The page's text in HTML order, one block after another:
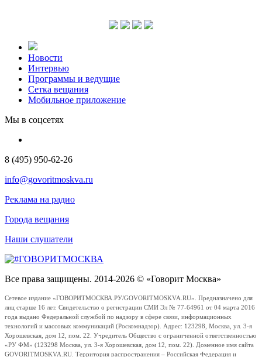
Новости
Интервью
Программы и ведущие
Сетка вещания
Мобильное приложение
Мы в соцсетях
8 (495) 950-62-26
info@govoritmoskva.ru
Реклама на радио
Города вещания
Наши слушатели
Все права защищены. 2014-2026 © «Говорит Москва»
Сетевое издание «ГОВОРИТМОСКВА.РУ/GOVORITMOSKVA.RU». Предназначено для
лиц старше 16 лет. Свидетельство о регистрации СМИ Эл № 77-64961 от 04 марта 2016
года выдано Федеральной службой по надзору в сфере связи, информационных
технологий и массовых коммуникаций (Роскомнадзор). Адрес: 123298, Москва, ул. 3-я
Хорошевская, дом 12, пом. 22. Учредитель Общество с ограниченной ответственностью
«РУ ФМ» (123298 Москва, ул. 3-я Хорошевская, дом 12, пом. 22). Доменное имя сайта
GOVORITMOSKVA.RU. Территория распространения – Российская Федерация и